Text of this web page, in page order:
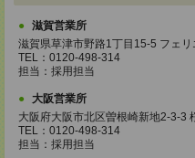
滋賀営業所
滋賀県草津市野路1丁目15-5 フェ
TEL：0120-498-314
担当：採用担当
大阪営業所
大阪府大阪市北区曽根崎新地2-3-3
TEL：0120-498-314
担当：採用担当